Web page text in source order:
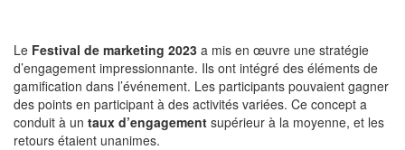
Le Festival de marketing 2023 a mis en œuvre une stratégie
d’engagement impressionnante. Ils ont intégré des éléments de
gamification dans l’événement. Les participants pouvaient gagner
des points en participant à des activités variées. Ce concept a
conduit à un taux d’engagement supérieur à la moyenne, et les
retours étaient unanimes.